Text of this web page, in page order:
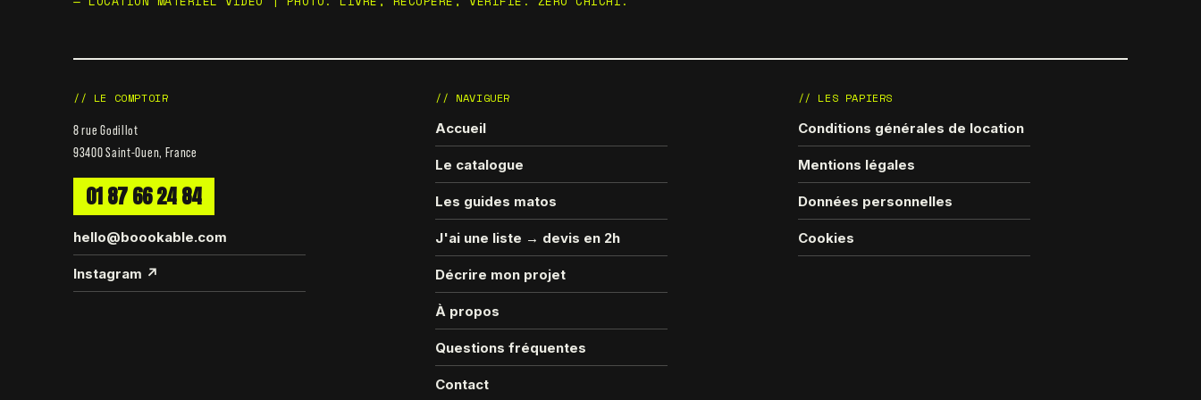
// LE COMPTOIR
8 rue Godillot
93400 Saint-Ouen, France
01 87 66 24 84
hello@boookable.com
Instagram ↗
// NAVIGUER
Accueil
Le catalogue
Les guides matos
J'ai une liste → devis en 2h
Décrire mon projet
À propos
Questions fréquentes
Contact
// LES PAPIERS
Conditions générales de location
Mentions légales
Données personnelles
Cookies